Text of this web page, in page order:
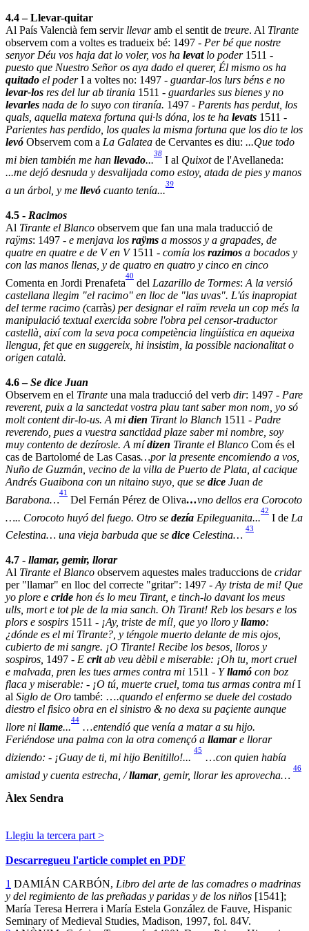
4.4 – Llevar-quitar
Al País Valencià fem servir llevaramb el sentit de treure. Al Tirante
observem com a voltes es tradueix bé: 1497 - Per bé que nostre
senyor Déu vos haja dat lo voler, vos ha levatlo poder1511 -
puesto que Nuestro Señor os aya dado el querer, Él mismo os ha
quitado el poderI a voltes no: 1497 - guardar-los lurs béns e no
levar-los res del lur ab tirania 1511 - guardarles sus bienes y no
levarles nada de lo suyo con tiranía. 1497 - Parents has perdut, los
quals, aquella matexa fortuna qui·ls dóna, los te ha levats 1511 -
Parientes has perdido, los quales la misma fortuna que los dio te los
levó Observem com a La Galatea de Cervantes es diu: ...Que todo
mi bien también me han llevado...
38
I al Quixotde l'Avellaneda:
...me dejó desnuda y desvalijada como estoy, atada de pies y manos
a un árbol, y me llevó cuanto tenía...
39
4.5 - Racimos
Al Tirante el Blanco observem que fan una mala traducció de
raÿms: 1497 - e menjava los raÿms a mossos y a grapades, de
quatre en quatre e de V en V1511 - comía los razimos a bocados y
con las manos llenas, y de quatro en quatro y cinco en cinco
Comenta en Jordi Prenafeta
40
del Lazarillo de Tormes: A la versió
castellana llegim "el racimo" en lloc de "las uvas". L'ús inapropiat
del terme racimo (carràs) per designar el raïm revela un cop més la
manipulació textual exercida sobre l'obra pel censor-traductor
castellà, així com la seva poca competència lingüística en aqueixa
llengua, fet que en suggereix, hi insistim, la possible nacionalitat o
origen català.
4.6 –Se dice Juan
Observem en el Tirante una mala traducció del verb dir: 1497 - Pare
reverent, puix a la sanctedat vostra plau tant saber mon nom, yo só
molt content dir-lo-us. A mi dien Tirant lo Blanch 1511 - Padre
reverendo, pues a vuestra sanctidad plaze saber mi nombre, soy
muy contento de dezírosle. A mídizen Tirante el Blanco Com és el
cas de Bartolomé de Las Casas…por la presente encomiendo a vos,
Nuño de Guzmán, vecino de la villa de Puerto de Plata, al cacique
Andrés Guaibona con un nitaino suyo, que se dice Juan de
Barabona…
41
Del Fernán Pérez de Oliva…vno dellos era Corocoto
….. Corocoto huyó del fuego. Otro se dezía Epileguanita...
42
I de La
Celestina… una vieja barbuda que se dice Celestina…
43
4.7 - llamar, gemir, llorar
Al Tirante el Blanco observem aquestes males traduccions de cridar
per "llamar" en lloc del correcte "gritar": 1497 - Ay trista de mi! Que
yo plore e cride hon és lo meu Tirant, e tinch-lo davant los meus
ulls, mort e tot ple de la mia sanch. Oh Tirant! Reb los besars e los
plors e sospirs 1511 - ¡Ay, triste de mí!, que yo lloro y llamo:
¿dónde es el mi Tirante?, y téngole muerto delante de mis ojos,
cubierto de mi sangre. ¡O Tirante! Recibe los besos, lloros y
sospiros, 1497 - E critab veu dèbil e miserable: ¡Oh tu, mort cruel
e malvada, pren les tues armes contra mi 1511 - Yllamó con boz
flaca y miserable: - ¡O tú, muerte cruel, toma tus armas contra míI
al Siglo de Oro també: ….quando el enfermo se duele del costado
diestro el fisico obra en el sinistro & no dexa su paçiente aunque
llore ni llame...
44
…entendió que venía a matar a su hijo.
Feriéndose una palma con la otra començó a llamare llorar
diziendo: - ¡Guay de ti, mi hijo Benitillo!...
45
…con quien había
amistad y cuenta estrecha, /llamar, gemir, llorar les aprovecha…
46
Àlex Sendra
Llegiu la tercera part >
Descarregueu l'article complet en PDF
1 DAMIÁN CARBÓN, Libro del arte de las comadres o madrinas
y del regimiento de las preñadas y paridas y de los niños [1541];
María Teresa Herrera i María Estela González de Fauve, Hispanic
Seminary of Medieval Studies, Madison, 1997, fol. 84V.